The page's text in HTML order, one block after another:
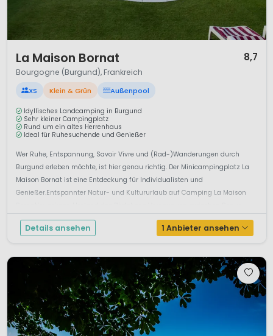
La Maison Bornat 8,7
Bourgogne (Burgund), Frankreich
XS Klein & Grün Außenpool
Idyllisches Landcamping in Burgund
Sehr kleiner Campingplatz
Rund um ein altes Herrenhaus
Ideal für Ruhesuchende und Genießer
Wer Ruhe, Entspannung, Savoir Vivre und (Rad-)Wanderungen durch
Burgund erleben möchte, ist hier genau richtig. Der Minicampingplatz La
Maison Bornat ist eine Entdeckung für Individualisten und
Genießer.Entspannter Natur- und Kultururlaub auf Camping La Maison
Details ansehen 1 Anbieter ansehen